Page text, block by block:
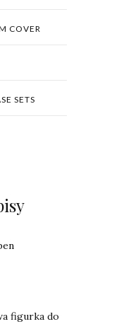
COVER
SETS
figurka do